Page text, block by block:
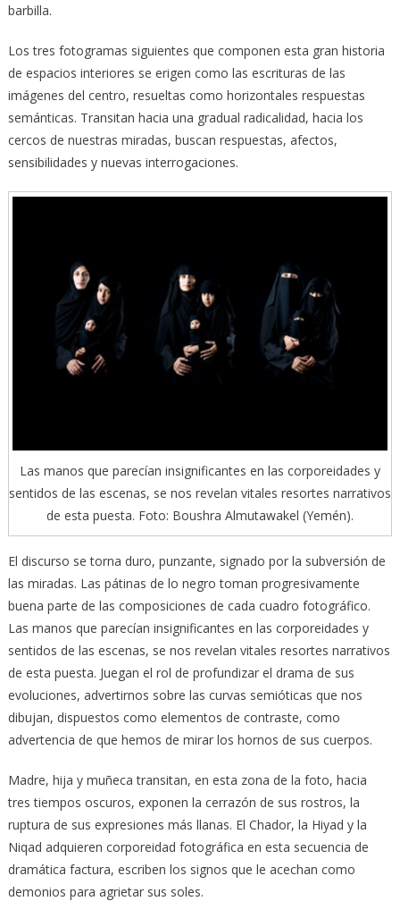
barbilla.
Los tres fotogramas siguientes que componen esta gran historia
de espacios interiores se erigen como las escrituras de las
imágenes del centro, resueltas como horizontales respuestas
semánticas. Transitan hacia una gradual radicalidad, hacia los
cercos de nuestras miradas, buscan respuestas, afectos,
sensibilidades y nuevas interrogaciones.
Las manos que parecían insignificantes en las corporeidades y
sentidos de las escenas, se nos revelan vitales resortes narrativos
de esta puesta. Foto: Boushra Almutawakel (Yemén).
El discurso se torna duro, punzante, signado por la subversión de
las miradas. Las pátinas de lo negro toman progresivamente
buena parte de las composiciones de cada cuadro fotográfico.
Las manos que parecían insignificantes en las corporeidades y
sentidos de las escenas, se nos revelan vitales resortes narrativos
de esta puesta. Juegan el rol de profundizar el drama de sus
evoluciones, advertirnos sobre las curvas semióticas que nos
dibujan, dispuestos como elementos de contraste, como
advertencia de que hemos de mirar los hornos de sus cuerpos.
Madre, hija y muñeca transitan, en esta zona de la foto, hacia
tres tiempos oscuros, exponen la cerrazón de sus rostros, la
ruptura de sus expresiones más llanas. El Chador, la Hiyad y la
Niqad adquieren corporeidad fotográfica en esta secuencia de
dramática factura, escriben los signos que le acechan como
demonios para agrietar sus soles.